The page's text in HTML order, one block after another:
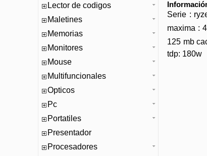
Lector de codigos
Maletines
Memorias
Monitores
Mouse
Multifuncionales
Opticos
Pc
Portatiles
Presentador
Procesadores
Serie :
maxima :
125 mb
tdp: 180w